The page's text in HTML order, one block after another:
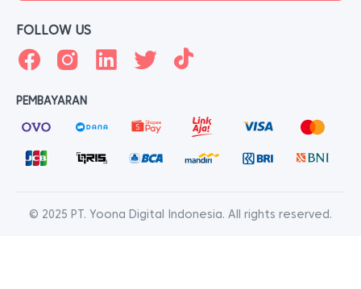
FOLLOW US
PEMBAYARAN
© 2025 PT. Yoona Digital Indonesia. All rights reserved.